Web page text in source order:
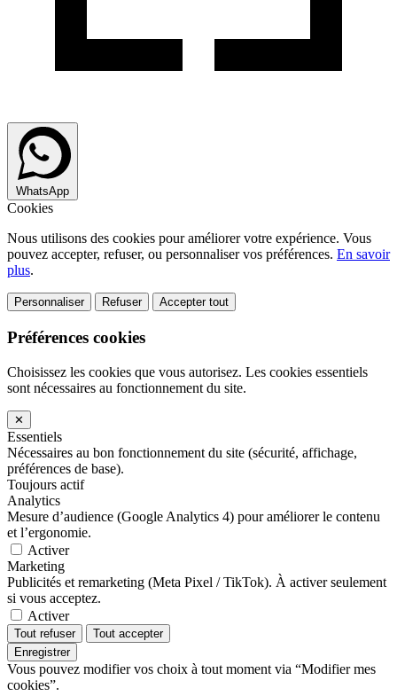
WhatsApp
Cookies
Nous utilisons des cookies pour améliorer votre expérience. Vous
pouvez accepter, refuser, ou personnaliser vos préférences. En savoir
plus.
Personnaliser Refuser Accepter tout
Préférences cookies
Choisissez les cookies que vous autorisez. Les cookies essentiels
sont nécessaires au fonctionnement du site.
✕
Essentiels
Nécessaires au bon fonctionnement du site (sécurité, affichage,
préférences de base).
Toujours actif
Analytics
Mesure d’audience (Google Analytics 4) pour améliorer le contenu
et l’ergonomie.
Activer
Marketing
Publicités et remarketing (Meta Pixel / TikTok). À activer seulement
si vous acceptez.
Activer
Tout refuser
Tout accepter
Enregistrer
Vous pouvez modifier vos choix à tout moment via “Modifier mes
cookies”.